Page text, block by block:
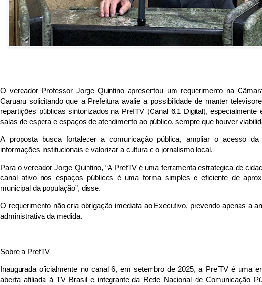
O vereador Professor Jorge Quintino apresentou um requerimento na
Caruaru solicitando que a Prefeitura avalie a possibilidade de manter
repartições públicas sintonizados na PrefTV (Canal 6.1 Digital), especialmente
salas de espera e espaços de atendimento ao público, sempre que houver
A proposta busca fortalecer a comunicação pública, ampliar o acesso da
informações institucionais e valorizar a cultura e o jornalismo local.
Para o vereador Jorge Quintino, “A PrefTV é uma ferramenta estratégica de
canal ativo nos espaços públicos é uma forma simples e eficiente de
municipal da população”, disse.
O requerimento não cria obrigação imediata ao Executivo, prevendo apenas a
administrativa da medida.
Sobre a PrefTV
Inaugurada oficialmente no canal 6, em setembro de 2025, a PrefTV é uma
aberta afiliada à TV Brasil e integrante da Rede Nacional de Comunicação